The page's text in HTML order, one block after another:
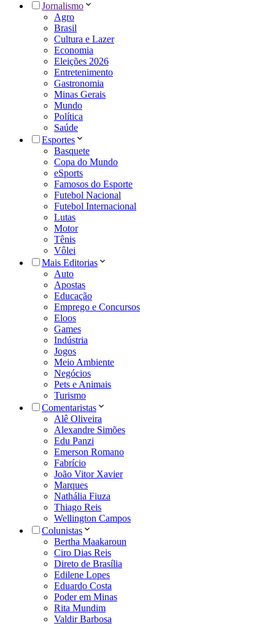
Jornalismo
Agro
Brasil
Cultura e Lazer
Economia
Eleições 2026
Entretenimento
Gastronomia
Minas Gerais
Mundo
Política
Saúde
Esportes
Basquete
Copa do Mundo
eSports
Famosos do Esporte
Futebol Nacional
Futebol Internacional
Lutas
Motor
Tênis
Vôlei
Mais Editorias
Auto
Apostas
Educação
Emprego e Concursos
Eloos
Games
Indústria
Jogos
Meio Ambiente
Negócios
Pets e Animais
Turismo
Comentaristas
Alê Oliveira
Alexandre Simões
Edu Panzi
Emerson Romano
Fabrício
João Vitor Xavier
Marques
Nathália Fiuza
Thiago Reis
Wellington Campos
Colunistas
Bertha Maakaroun
Ciro Dias Reis
Direto de Brasília
Edilene Lopes
Eduardo Costa
Poder em Minas
Rita Mundim
Valdir Barbosa